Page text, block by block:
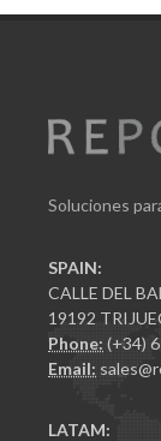
Soluciones
SPAIN:
CALLE DEL
19192
Phone: (+34)
Email:
LATAM: